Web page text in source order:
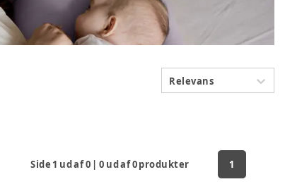
Relevans
Side 1 ud af0 |0 ud af0produkter 1